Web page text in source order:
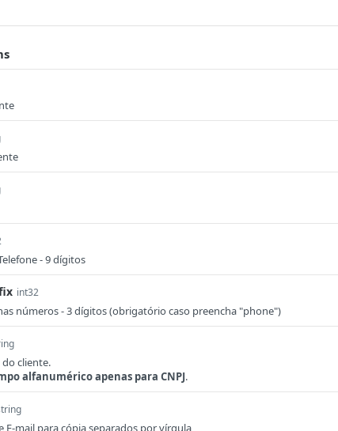
- 9 dígitos
int32
números - 3 dígitos (obrigatório caso preencha "phone")
do cliente.
alfanumérico apenas para CNPJ.
E-mail para cópia separados por vírgula